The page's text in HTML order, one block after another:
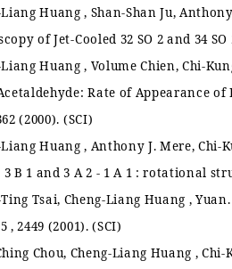
Huang , Shan-Shan Ju,
of Jet-Cooled 32 SO 2 and 34
Huang , Volume Chien, Chi-
Rate of Appearance
(2000). (SCI)
Huang , Anthony J. Mere, Chi-
3 B 1 and 3 A 2 - 1 A 1 : rotational
Tsai, Cheng-Liang Huang ,
, 2449 (2001). (SCI)
Chou, Cheng-Liang Huang ,